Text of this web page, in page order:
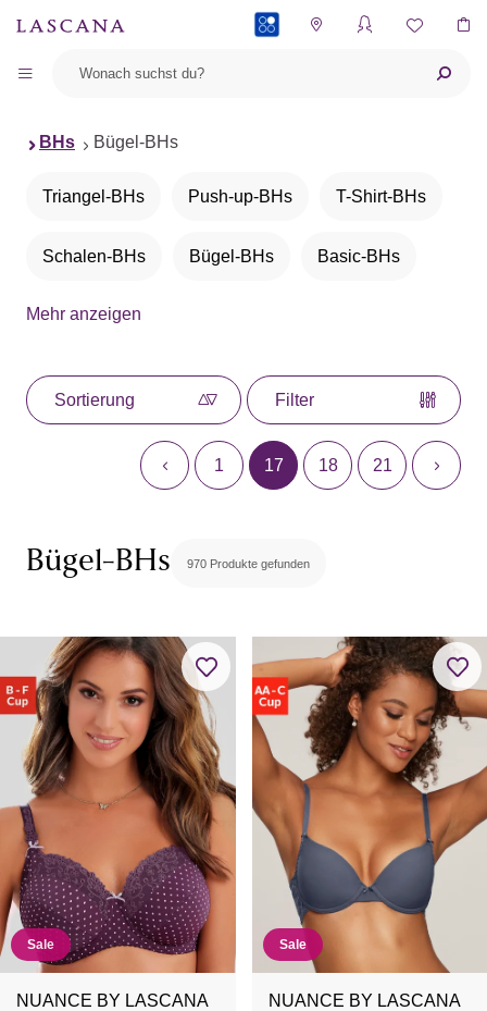
BHs Bügel-BHs
Triangel-BHs Push-up-BHs T-Shirt-BHs
Schalen-BHs Bügel-BHs Basic-BHs
BHs ohne Bügel
Balconette-BHs Neckholder-BHs
Multiway-BHs / Trägerlose BHs
BH-Tops Rückenfreie BHs
Mehr anzeigen
Sortierung Filter
1 17 18 21
Bügel-BHs 970 Produkte gefunden
Sale
NUANCE BY LASCANA
Sale
NUANCE BY LASCANA